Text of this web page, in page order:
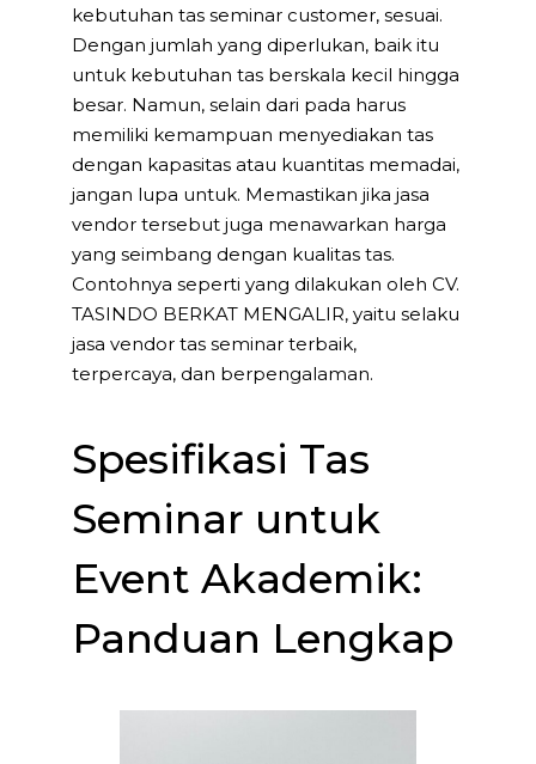
kebutuhan tas seminar customer, sesuai.
Dengan jumlah yang diperlukan, baik itu
untuk kebutuhan tas berskala kecil hingga
besar. Namun, selain dari pada harus
memiliki kemampuan menyediakan tas
dengan kapasitas atau kuantitas memadai,
jangan lupa untuk. Memastikan jika jasa
vendor tersebut juga menawarkan harga
yang seimbang dengan kualitas tas.
Contohnya seperti yang dilakukan oleh CV.
TASINDO BERKAT MENGALIR, yaitu selaku
jasa vendor tas seminar terbaik,
terpercaya, dan berpengalaman.
Spesifikasi Tas
Seminar untuk
Event Akademik:
Panduan Lengkap